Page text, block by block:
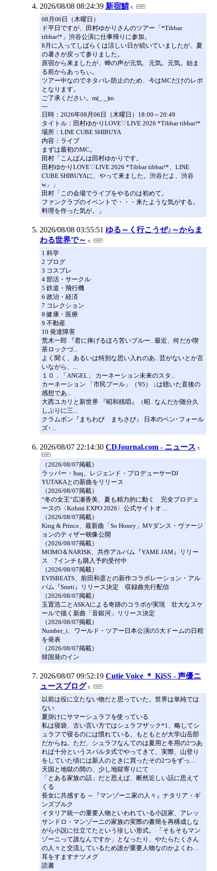
2026/08/08 08:24:39 新宿鯖
08月06日（木曜日）
ド平日ですが、田村ゆかりさんのツアー「*Tibbar
tibbar!*」渋谷公演に仕事帰りに参加。
8月に入ってしばらくは涼しい日が続いていましたが、夏
の暑さが戻って参りました。
原宿から来ましたが、蝉の声が元気、元気。元気。始ま
る前からあっちぃ。
ツアー中なのでネタバレ防止のため、今はMCだけのレポ
となります。
ご了承ください。m(_ _)m
---
日時：2026年08月06日（木曜日）18:00～20:49
タイトル：田村ゆかりLOVE♡LIVE 2026 *Tibbar tibbar!*
場所：LINE CUBE SHIBUYA
内容：ライブ
まずは最初のMC。
田村「こんばんは田村ゆかりです。
田村ゆかりLOVE♡LIVE 2026 *Tibbar tibbar!*、LINE
CUBE SHIBUYAに、やって来ました。渋谷だよ、渋谷
w」」
田村「この会場でライブをやるのは初めて。
ファンクラブのイベントで・・・来たような気がする。
料理を作った気が。」
2026/08/08 03:55:51 ゆる～く行こうぜ♪～からま
わる世界で～
1 科学
2 ブログ
3 コスプレ
4 部活・サークル
5 鉄道・飛行機
6 政治・経済
7 コレクション
8 健康・医療
9 不動産
10 発達障害
荒木一郎 『君に捧げるほろ苦いブルー.. 最近、何だか喫
茶ロックづ...
よく聞く、あるいは特別な思い入れのあ.. 芸がないとか言
いながら、...
１０．「ANGEL」 カーネーション未来のスタ...
カーネーション 「市民プール」（'95） ↓は聴いた直後の
感想であ...
大西ユカリと新世界 『昭和残唱』（昭.. なんだか随分久
しぶりに三...
クラムボン『まちわび まちさび』 日本のベン･フォール
ズ･...
2026/08/07 22:14:30 CDJournal.com - ニュース
（2026/08/07掲載）
ラッパー・Itaq、レジェンド・プロデューサーDJ
YUTAKAとの新曲をリリース
（2026/08/07掲載）
“冬の女王”広瀬香美、夏も精力的に動く 完全プロデュ
ースの〈Kohmi EXPO 2026〉公式サイトオ…
（2026/08/07掲載）
King & Prince、最新曲「So Honey」MVダンス・ヴァージ
ョンのティザー映像公開
（2026/08/07掲載）
MOMO＆NARISK、共作アルバム『YAME JAM』リリー
ス 7インチも購入予約受付中
（2026/08/07掲載）
EVISBEATS、前田和彦との新作コラボレーション・アル
バム『Smrti』リリース決定 収録曲先行配信
（2026/08/07掲載）
玉置浩二とASKAによる奇跡のコラボが実現 壮大なスケ
ールで描く新曲「音銀河」リリース決定
（2026/08/07掲載）
Number_i、ワールド・ツアー日本公演の5大ドームの日程
を発表
（2026/08/07掲載）
韓国発のイン
2026/08/07 09:52:19 Cutie Voice ＊ KiSS - 声優ニ
ュースブログ
以前は役に立たない物だと思っていた。世界は単純では
ない
夏掛けにサマーシュラフを使っている
私は寝袋、古い言い方ではシュラフザック*1、略してシ
ュラフで寝るのには慣れている。もともとが大学山岳部
だからね。ただ、シュラフなんてのは夏用と冬用の2つあ
れば十分というスパルタ式でやってきて、実際、山登り
をしていた頃には新人のときに買ったその2つをずっ…
天国と地獄の間の、少し地獄寄りにて
「とある家族の話」だと思えば、断然近しい話に思えて
くる
長女に共感する ～『マンゾーニ家の人々』ナタリア・ギ
ンズブルク
イタリア統一の重要人物といわれている小説家、アレッ
サンドロ・マンゾーニの家族の実際の書簡を再構成しな
がら小説に仕立てたという珍しい形式。 「そもそもマン
ゾーニって誰なんですか」となったり、やたらたくさん
の人々と交流しているため誰が重要人物なのかよくわ…
耳をすますナツメグ
読書